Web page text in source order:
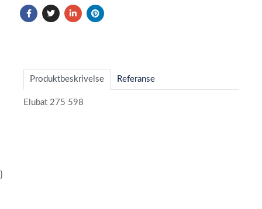
Produktbeskrivelse Referanse
Elubat 275 598
}